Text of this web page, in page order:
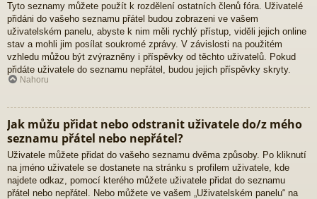
Tyto seznamy můžete použít k rozdělení ostatních členů fóra. Uživatelé
přidáni do vašeho seznamu přátel budou zobrazeni ve vašem
uživatelském panelu, abyste k nim měli rychlý přístup, viděli jejich online
stav a mohli jim posílat soukromé zprávy. V závislosti na použitém
vzhledu můžou být zvýrazněny i příspěvky od těchto uživatelů. Pokud
přidáte uživatele do seznamu nepřátel, budou jejich příspěvky skryty.
Nahoru
Jak můžu přidat nebo odstranit uživatele do/z mého
seznamu přátel nebo nepřátel?
Uživatele můžete přidat do vašeho seznamu dvěma způsoby. Po kliknutí
na jméno uživatele se dostanete na stránku s profilem uživatele, kde
najdete odkaz, pomocí kterého můžete uživatele přidat do seznamu
přátel nebo nepřátel. Nebo můžete ve vašem „Uživatelském panelu“ na